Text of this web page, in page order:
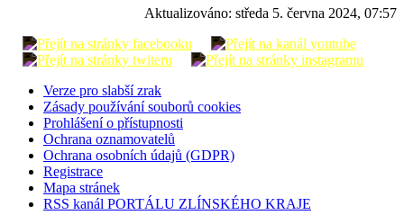
Aktualizováno: středa 5. června 2024, 07:57
Verze pro slabší zrak
Zásady používání souborů cookies
Prohlášení o přístupnosti
Ochrana oznamovatelů
Ochrana osobních údajů (GDPR)
Registrace
Mapa stránek
RSS kanál PORTÁLU ZLÍNSKÉHO KRAJE